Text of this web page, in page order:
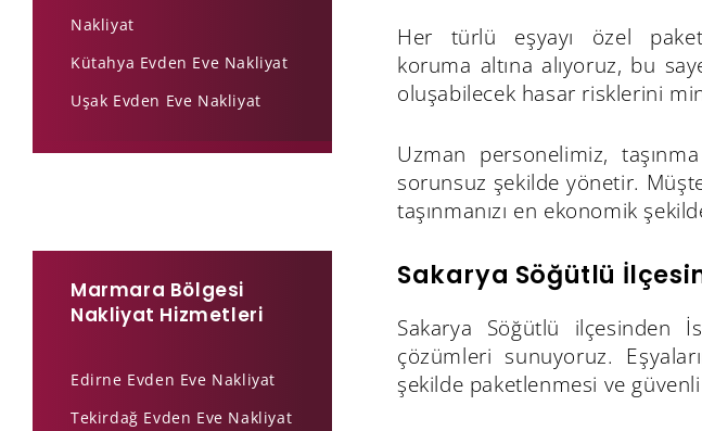
Her türlü eşyayı özel
koruma altına alıyoruz, bu
oluşabilecek hasar risklerini
Uzman personelimiz,
sorunsuz şekilde yönetir.
taşınmanızı en ekonomik
Sakarya Söğütlü
Sakarya Söğütlü ilçesinden
çözümleri sunuyoruz.
şekilde paketlenmesi ve
Nakliyat
Kütahya Evden Eve Nakliyat
Uşak Evden Eve Nakliyat
Marmara Bölgesi
Nakliyat Hizmetleri
Edirne Evden Eve Nakliyat
Tekirdağ Evden Eve Nakliyat